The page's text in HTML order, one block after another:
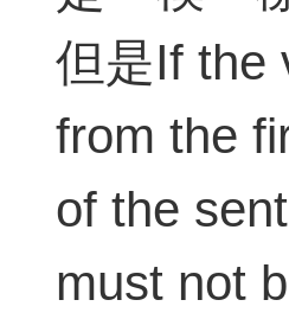
但是If the
from the
of the
must not